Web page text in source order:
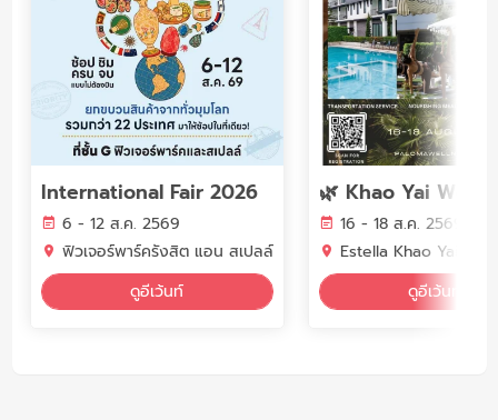
International Fair 2026
6 - 12 ส.ค. 2569
ฟิวเจอร์พาร์ครังสิต แอน สเปลล์
ดูอีเว้นท์
16 - 18 ส.ค. 2569
Estella Khao Yai,
ดูอีเว้นท์